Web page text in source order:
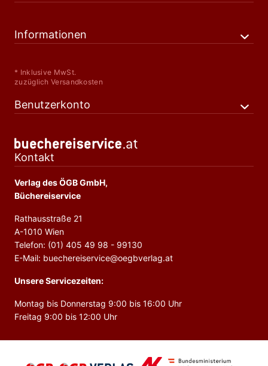
Informationen
* Inklusive MwSt.
zuzüglich Versandkosten
Benutzerkonto
Kontakt
Verlag des ÖGB GmbH,
Büchereiservice
Rathausstraße 21
A-1010 Wien
Telefon: (01) 405 49 98 - 99130
E-Mail: buechereiservice@oegbverlag.at
Unsere Servicezeiten:
Montag bis Donnerstag 9:00 bis 16:00 Uhr
Freitag 9:00 bis 12:00 Uhr